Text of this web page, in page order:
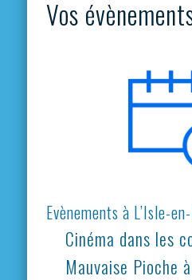
Vos
Evènements à L’Isle-
Cinéma dans les
Mauvaise Pioche